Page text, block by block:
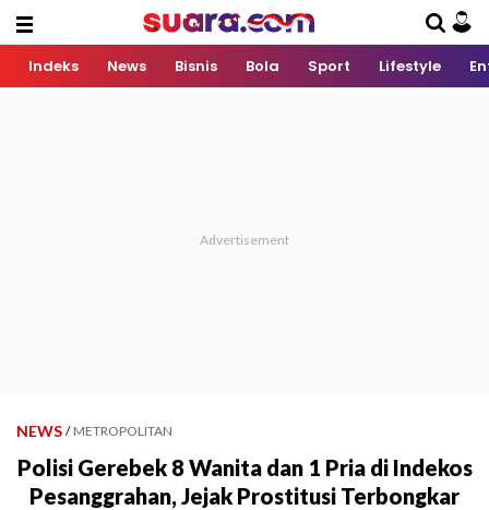
Indeks News Bisnis Bola Sport Lifestyle
NEWS / METROPOLITAN
Polisi Gerebek 8 Wanita dan 1 Pria di Indekos
Pesanggrahan, Jejak Prostitusi Terbongkar